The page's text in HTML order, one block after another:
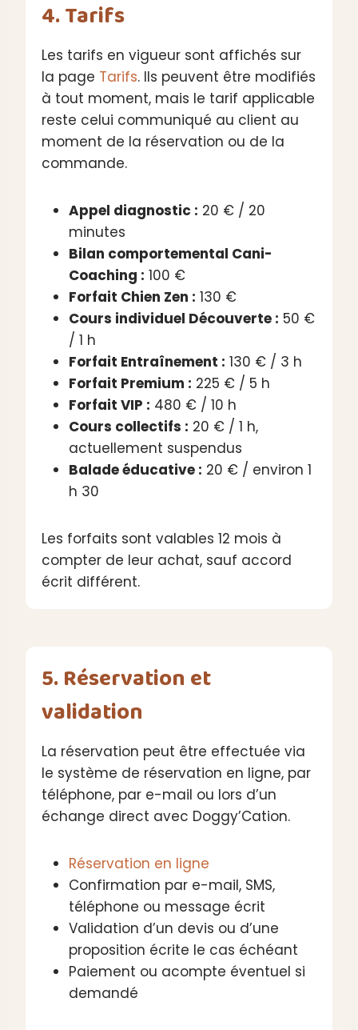
4. Tarifs
Les tarifs en vigueur sont affichés sur
la page Tarifs. Ils peuvent être modifiés
à tout moment, mais le tarif applicable
reste celui communiqué au client au
moment de la réservation ou de la
commande.
Appel diagnostic : 20 € / 20
minutes
Bilan comportemental Cani-
Coaching : 100 €
Forfait Chien Zen : 130 €
Cours individuel Découverte : 50 €
/ 1 h
Forfait Entraînement : 130 € / 3 h
Forfait Premium : 225 € / 5 h
Forfait VIP : 480 € / 10 h
Cours collectifs : 20 € / 1 h,
actuellement suspendus
Balade éducative : 20 € / environ 1
h 30
Les forfaits sont valables 12 mois à
compter de leur achat, sauf accord
écrit différent.
5. Réservation et
validation
La réservation peut être effectuée via
le système de réservation en ligne, par
téléphone, par e-mail ou lors d’un
échange direct avec Doggy’Cation.
Réservation en ligne
Confirmation par e-mail, SMS,
téléphone ou message écrit
Validation d’un devis ou d’une
proposition écrite le cas échéant
Paiement ou acompte éventuel si
demandé